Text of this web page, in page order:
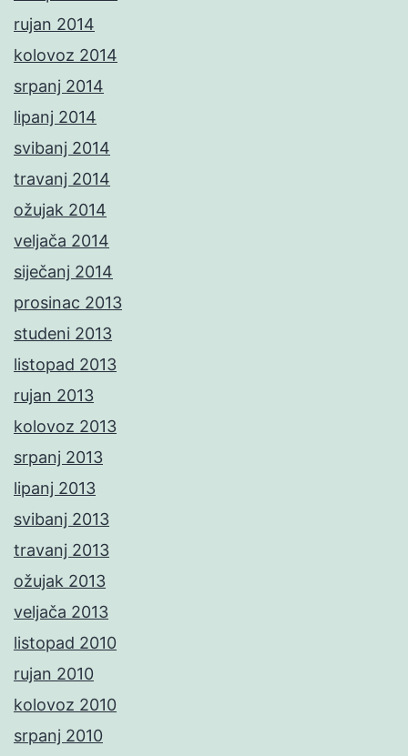
rujan 2014
kolovoz 2014
srpanj 2014
lipanj 2014
svibanj 2014
travanj 2014
ožujak 2014
veljača 2014
siječanj 2014
prosinac 2013
studeni 2013
listopad 2013
rujan 2013
kolovoz 2013
srpanj 2013
lipanj 2013
svibanj 2013
travanj 2013
ožujak 2013
veljača 2013
listopad 2010
rujan 2010
kolovoz 2010
srpanj 2010